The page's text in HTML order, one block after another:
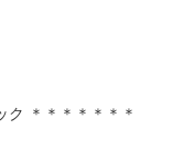
ク ＊＊＊＊＊＊＊